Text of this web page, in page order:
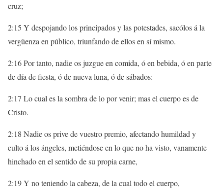
cruz;
2:15 Y despojando los principados y las potestades, sacólos á la
vergüenza en público, triunfando de ellos en sí mismo.
2:16 Por tanto, nadie os juzgue en comida, ó en bebida, ó en parte
de día de fiesta, ó de nueva luna, ó de sábados:
2:17 Lo cual es la sombra de lo por venir; mas el cuerpo es de
Cristo.
2:18 Nadie os prive de vuestro premio, afectando humildad y
culto á los ángeles, metiéndose en lo que no ha visto, vanamente
hinchado en el sentido de su propia carne,
2:19 Y no teniendo la cabeza, de la cual todo el cuerpo,